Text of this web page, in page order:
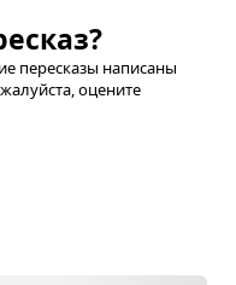
пересказы написаны
оцените